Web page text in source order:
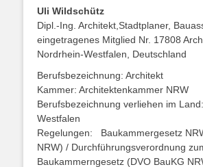
Uli Wildschütz
Dipl.-Ing. Architekt,Stadtplaner,
eingetragenes Mitglied Nr. 17808
Nordrhein-Westfalen, Deutschland
Berufsbezeichnung: Architekt
Kammer: Architektenkammer NRW
Berufsbezeichnung verliehen im
Westfalen
Regelungen: Baukammergesetz
NRW) / Durchführungsverordnung
Baukammerngesetz (DVO BauKG